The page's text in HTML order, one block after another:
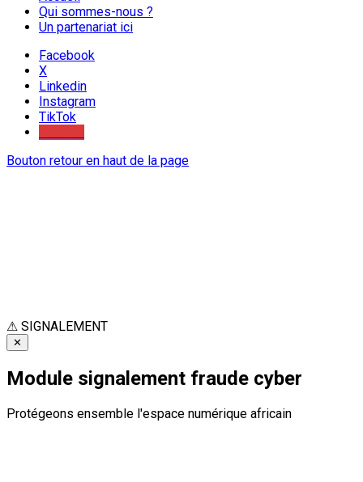
Qui sommes-nous ?
Un partenariat ici
Facebook
X
Linkedin
Instagram
TikTok
Bouton retour en haut de la page
⚠ SIGNALEMENT
✕
Module signalement fraude cyber
Protégeons ensemble l'espace numérique africain